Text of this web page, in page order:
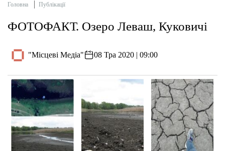
Головна Публікації
ФОТОФАКТ. Озеро Леваш, Куковичі
"Місцеві Медіа" 08 Тра 2020 | 09:00